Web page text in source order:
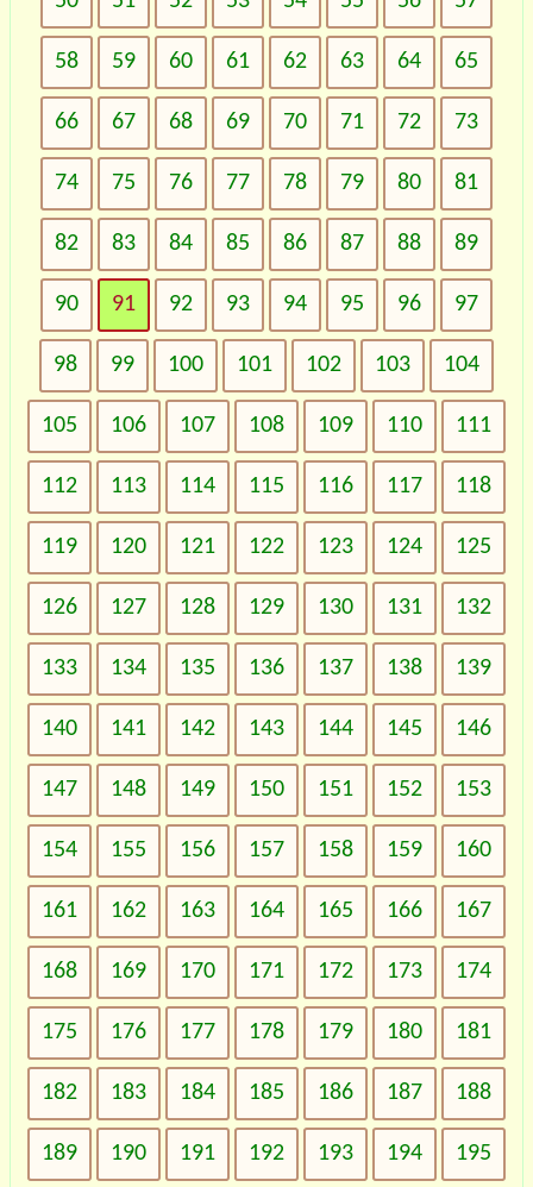
58 59 60 61 62 63 64 65
66 67 68 69 70 71 72 73
74 75 76 77 78 79 80 81
82 83 84 85 86 87 88 89
90 91 92 93 94 95 96 97
98 99 100 101 102 103 104
105 106 107 108 109 110 111
112 113 114 115 116 117 118
119 120 121 122 123 124 125
126 127 128 129 130 131 132
133 134 135 136 137 138 139
140 141 142 143 144 145 146
147 148 149 150 151 152 153
154 155 156 157 158 159 160
161 162 163 164 165 166 167
168 169 170 171 172 173 174
175 176 177 178 179 180 181
182 183 184 185 186 187 188
189 190 191 192 193 194 195